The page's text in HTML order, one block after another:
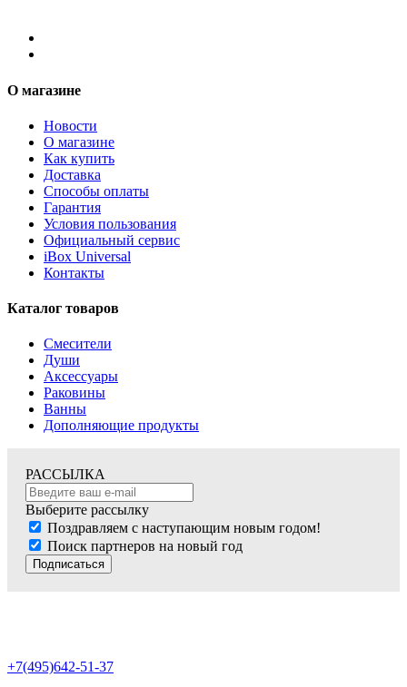
О магазине
Новости
О магазине
Как купить
Доставка
Способы оплаты
Гарантия
Условия пользования
Официальный сервис
iBox Universal
Контакты
Каталог товаров
Смесители
Души
Аксессуары
Раковины
Ванны
Дополняющие продукты
РАССЫЛКА
Выберите рассылку
Поздравляем с наступающим новым годом!
Поиск партнеров на новый год
Подписаться
+7(495)642-51-37